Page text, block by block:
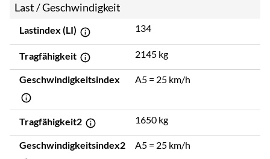
Last / Geschwindigkeit
Lastindex (LI) 134
Tragfähigkeit 2145 kg
Geschwindigkeitsindex A5 = 25 km/h
Tragfähigkeit2 1650 kg
Geschwindigkeitsindex2 A5 = 25 km/h